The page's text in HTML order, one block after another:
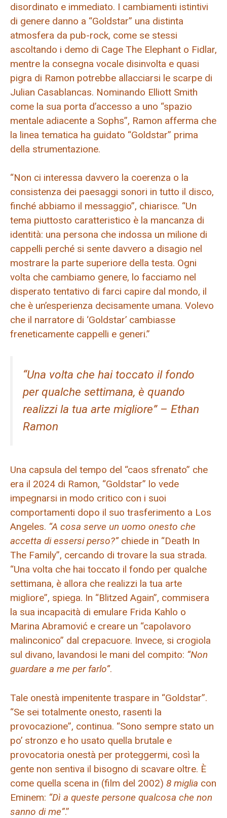
disordinato e immediato. I cambiamenti istintivi
di genere danno a “Goldstar” una distinta
atmosfera da pub-rock, come se stessi
ascoltando i demo di Cage The Elephant o Fidlar,
mentre la consegna vocale disinvolta e quasi
pigra di Ramon potrebbe allacciarsi le scarpe di
Julian Casablancas. Nominando Elliott Smith
come la sua porta d’accesso a uno “spazio
mentale adiacente a Sophs”, Ramon afferma che
la linea tematica ha guidato “Goldstar” prima
della strumentazione.
“Non ci interessa davvero la coerenza o la
consistenza dei paesaggi sonori in tutto il disco,
finché abbiamo il messaggio”, chiarisce. “Un
tema piuttosto caratteristico è la mancanza di
identità: una persona che indossa un milione di
cappelli perché si sente davvero a disagio nel
mostrare la parte superiore della testa. Ogni
volta che cambiamo genere, lo facciamo nel
disperato tentativo di farci capire dal mondo, il
che è un’esperienza decisamente umana. Volevo
che il narratore di ‘Goldstar’ cambiasse
freneticamente cappelli e generi.”
“Una volta che hai toccato il fondo
per qualche settimana, è quando
realizzi la tua arte migliore” – Ethan
Ramon
Una capsula del tempo del “caos sfrenato” che
era il 2024 di Ramon, “Goldstar” lo vede
impegnarsi in modo critico con i suoi
comportamenti dopo il suo trasferimento a Los
Angeles. “A cosa serve un uomo onesto che
accetta di essersi perso?”chiede in “Death In
The Family”, cercando di trovare la sua strada.
“Una volta che hai toccato il fondo per qualche
settimana, è allora che realizzi la tua arte
migliore”, spiega. In “Blitzed Again”, commisera
la sua incapacità di emulare Frida Kahlo o
Marina Abramović e creare un “capolavoro
malinconico” dal crepacuore. Invece, si crogiola
sul divano, lavandosi le mani del compito: “Non
guardare a me per farlo”.
Tale onestà impenitente traspare in “Goldstar”.
“Se sei totalmente onesto, rasenti la
provocazione”, continua. “Sono sempre stato un
po’ stronzo e ho usato quella brutale e
provocatoria onestà per proteggermi, così la
gente non sentiva il bisogno di scavare oltre. È
come quella scena in (film del 2002) 8 miglia con
Eminem: “Dì a queste persone qualcosa che non
sanno di me”.”